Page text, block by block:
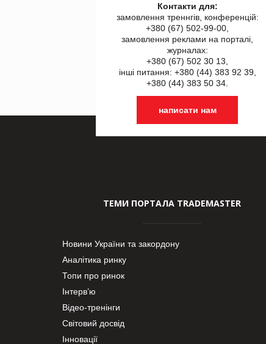
Контакти для:
замовлення треннгів, конференцій:
+380 (67) 502-99-00,
замовлення реклами на порталі,
журналах:
+380 (67) 502 30 13,
інші питання: +380 (44) 383 92 39,
+380 (44) 383 50 34.
написати нам
ТЕМИ ПОРТАЛА TRADEMASTER
Новини України та закордону
Аналітика ринку
Топи про ринок
Інтерв’ю
Відео-тренінги
Світовий досвід
Інновації